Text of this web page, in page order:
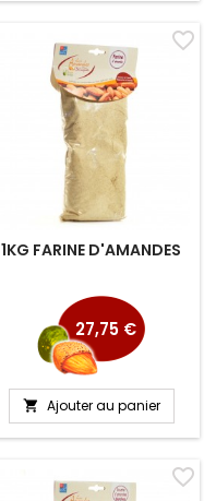
1KG FARINE D'AMANDES
Prix
27,75 €
 Ajouter au panier
favorite_border
favorite_border